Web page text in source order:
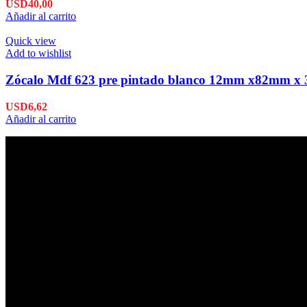
USD40,00
Añadir al carrito
Quick view
Add to wishlist
Zócalo Mdf 623 pre pintado blanco 12mm x82mm x
USD6,62
Añadir al carrito